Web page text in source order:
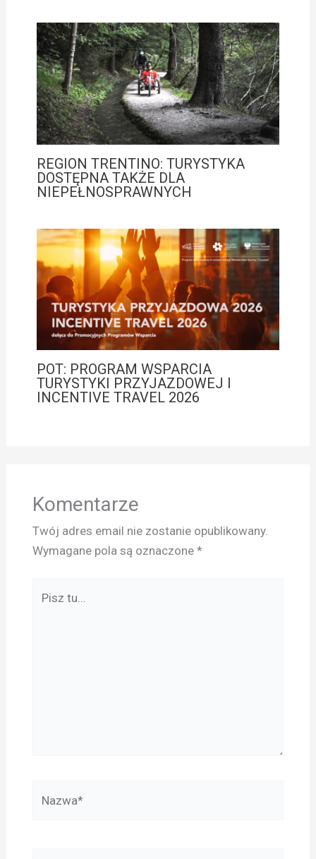
REGION TRENTINO: TURYSTYKA
DOSTĘPNA TAKŻE DLA
NIEPEŁNOSPRAWNYCH
POT: PROGRAM WSPARCIA
TURYSTYKI PRZYJAZDOWEJ I
INCENTIVE TRAVEL 2026
Komentarze
Twój adres email nie zostanie opublikowany.
Wymagane pola są oznaczone *